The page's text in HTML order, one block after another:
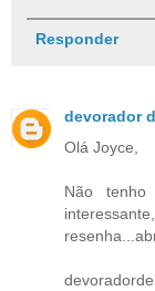
Responder
devorador
Olá Joyce,
Não